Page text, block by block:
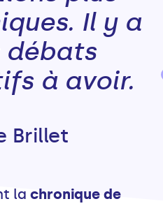
Il y a
débats
à avoir.
Brillet
la chronique de